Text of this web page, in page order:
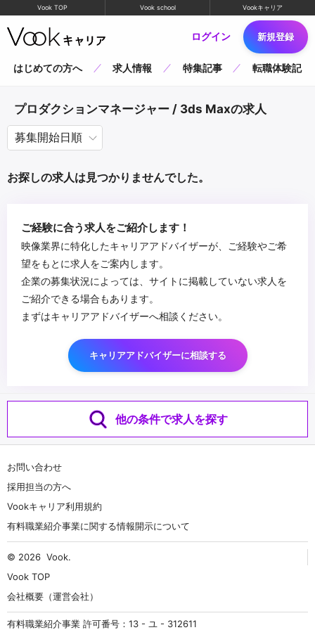
Vook TOP Vook school Vookキャリア
ログイン 新規登録
はじめての方へ 求人情報 特集記事 転職体験記
プロダクションマネージャー / 3ds Maxの求人
お探しの求人は見つかりませんでした。
ご経験に合う求人をご紹介します！
映像業界に特化したキャリアアドバイザーが、ご経験やご希
望をもとに求人をご案内します。
企業の募集状況によっては、サイトに掲載していない求人を
ご紹介できる場合もあります。
まずはキャリアアドバイザーへ相談ください。
キャリアアドバイザーに相談する
他の条件で求人を探す
お問い合わせ
採用担当の方へ
Vookキャリア利用規約
有料職業紹介事業に関する情報開示について
© 2026 Vook.
Vook TOP
会社概要（運営会社）
有料職業紹介事業 許可番号：13 - ユ - 312611